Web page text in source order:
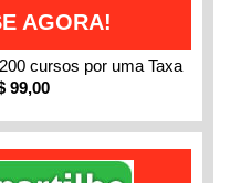
AGORA!
cursos por uma Taxa
99,00